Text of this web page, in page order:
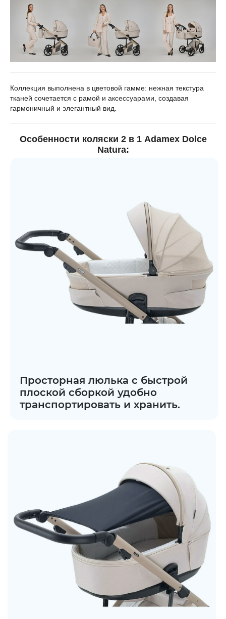
Коллекция выполнена в цветовой гамме: нежная текстура
тканей сочетается с рамой и аксессуарами, создавая
гармоничный и элегантный вид.
Особенности коляски 2 в 1 Adamex Dolce
Natura:
Просторная люлька с быстрой
плоской сборкой удобно
транспортировать и хранить.